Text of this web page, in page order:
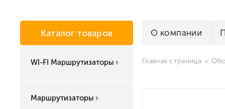
Каталог товаров
WI-FI Маршрутизаторы
Маршрутизаторы
О компании
Главная страница